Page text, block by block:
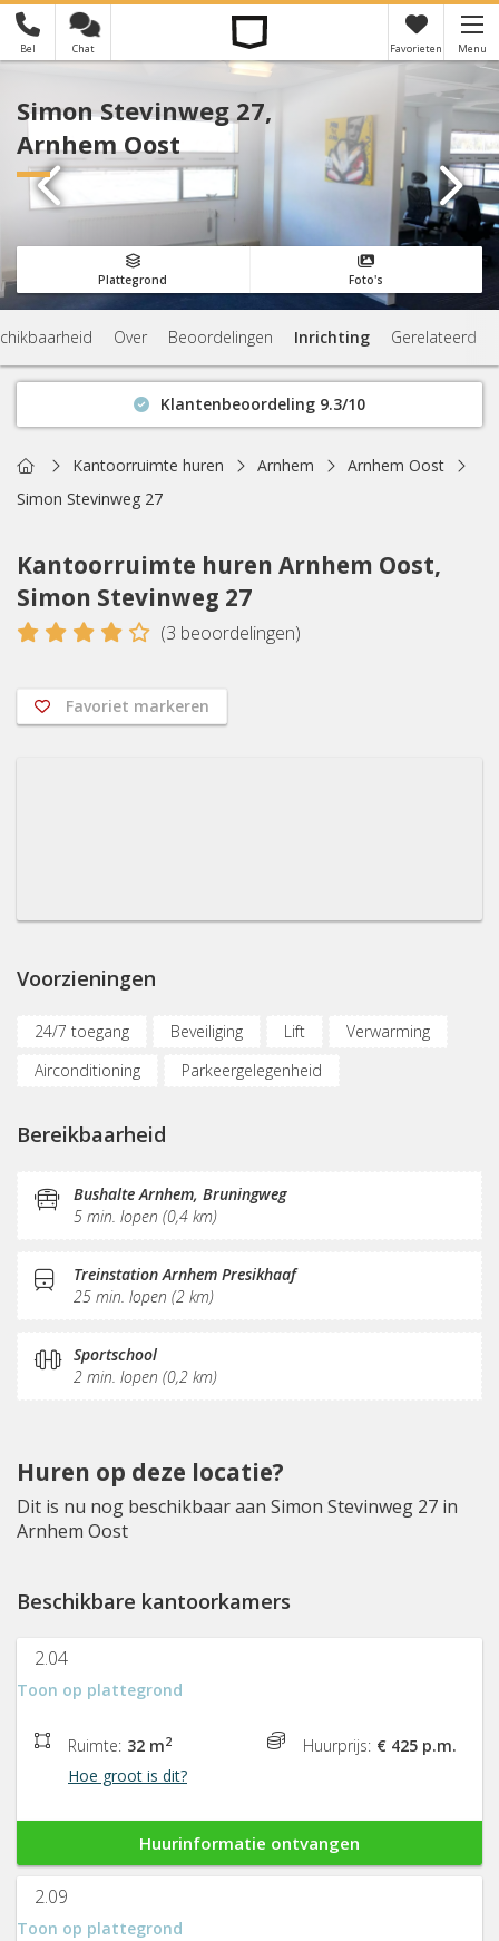
Bel Chat Favorieten Menu
×
Simon Stevinweg 27,
Arnhem Oost
Plattegrond Foto's
Over Beoordelingen Inrichting Gerelateerd
Klantenbeoordeling 9.3/10
Actuele beschikbaarheid
HomeKantoorruimte huren Arnhem
Arnhem Oost
Simon Stevinweg 27
Kantoorruimte huren Arnhem Oost,
Simon Stevinweg 27
4 (3 beoordelingen)
Favoriet markeren
Voorzieningen
24/7 toegang Beveiliging Lift
Verwarming
Airconditioning
Parkeergelegenheid
Internetmogelijkheden
Sociaal hart
Pantry Schoonmaak
Postverwerking
Bereikbaarheid
Bushalte Arnhem, Bruningweg
5 min. lopen (0,4 km)
Treinstation Arnhem Presikhaaf
25 min. lopen (2 km)
Sportschool
2 min. lopen (0,2 km)
Huren op deze locatie?
Dit is nu nog beschikbaar aan Simon Stevinweg 27 in
Arnhem Oost
Beschikbare kantoorkamers
2.04
Toon op plattegrond
Ruimte: 32 m2
Hoe groot is dit?
Huurprijs: € 425 p.m.
Huurinformatie ontvangen
2.09
Toon op plattegrond